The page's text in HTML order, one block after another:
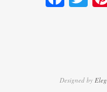
Designed by